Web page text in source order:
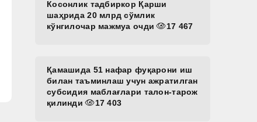
Косонлик тадбиркор Қарши
шаҳрида 20 млрд сўмлик
кўнгилочар мажмуа очди
17 467
Қамашида 51 нафар фуқарони иш
билан таъминлаш учун ажратилган
субсидия маблағлари талон-тарож
қилинди
17 403